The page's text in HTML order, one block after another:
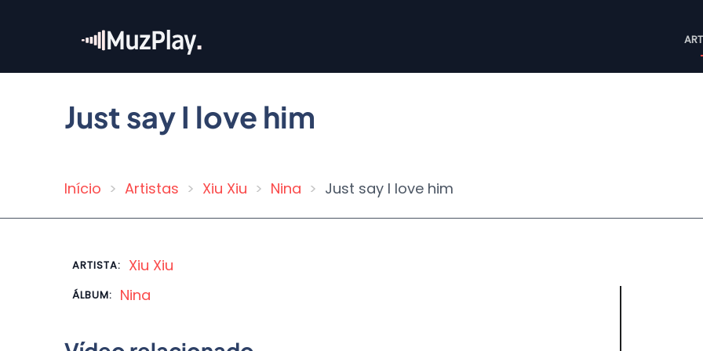
conteúdo
Just say I love him
Trilha
navegação
Início Artistas Xiu Xiu Nina Just say I love him
ARTISTA: Xiu Xiu
ÁLBUM: Nina